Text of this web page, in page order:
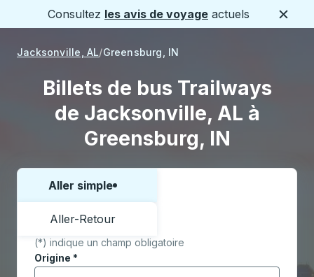
Consultez les avis de voyage actuels
Jacksonville, AL Greensburg, IN
Billets de bus Trailways
de Jacksonville, AL à
Greensburg, IN
Choisissez un sens ou un aller-retour:
Aller simple
Aller-Retour
(*) indique un champ obligatoire
Origine *